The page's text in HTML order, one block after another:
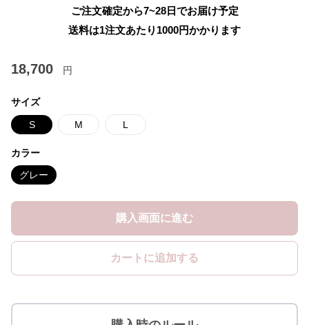
ご注文確定から7~28日でお届け予定
送料は1注文あたり 1000円かかります
18,700 円
サイズ
S M L
カラー
グレー
購入画面に進む
カートに追加する